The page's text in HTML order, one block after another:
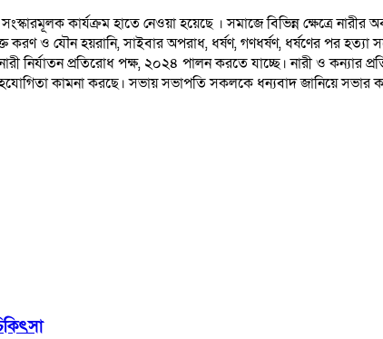
কার্যক্রম হাতে নেওয়া হয়েছে । সমাজে বিভিন্ন ক্ষেত্রে
ও যৌন হয়রানি, সাইবার অপরাধ, ধর্ষণ, গণধর্ষণ, ধর্ষণের পর হত্যা
প্রতিরোধ পক্ষ, ২০২৪ পালন করতে যাচ্ছে। নারী ও কন্যার
কামনা করছে। সভায় সভাপতি সকলকে ধন্যবাদ জানিয়ে সভার